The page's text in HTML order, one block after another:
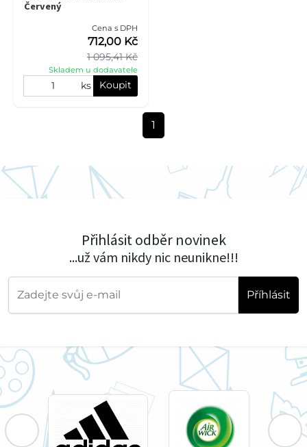
Červený
Cena s DPH
1 095,41 Kč
712,00 Kč
Skladem u dodavatele
ks Koupit
1
Přihlásit odběr novinek
...už vám nikdy nic neunikne!!!
Příhlásit